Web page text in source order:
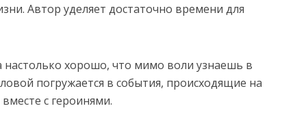
Автор уделяет достаточно времени для
хорошо, что мимо воли узнаешь в
погружается в события, происходящие на
с героинями.